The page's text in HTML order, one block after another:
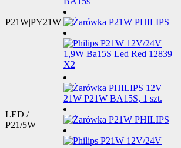
P21W|PY21W
LED /
P21/5W